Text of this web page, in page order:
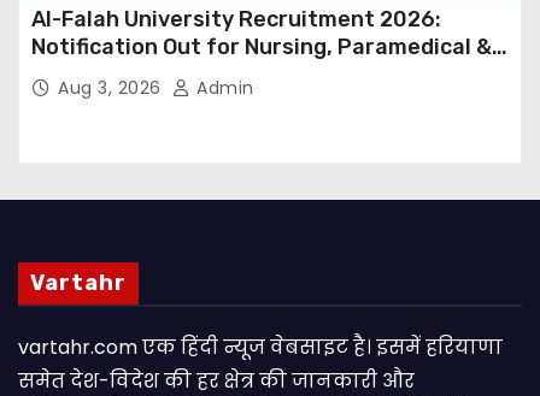
Al-Falah University Recruitment 2026:
Notification Out for Nursing, Paramedical &
Supporting Staff Posts, Apply Through Email
Aug 3, 2026 Admin
Vartahr
vartahr.com एक हिंदी न्यूज वेबसाइट है। इसमें हरियाणा
समेत देश-विदेश की हर क्षेत्र की जानकारी और